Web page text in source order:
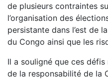
de plusieurs contraintes
l’organisation des
persistante dans l’est de
du Congo ainsi que les
Il a souligné que ces
de la responsabilité de la